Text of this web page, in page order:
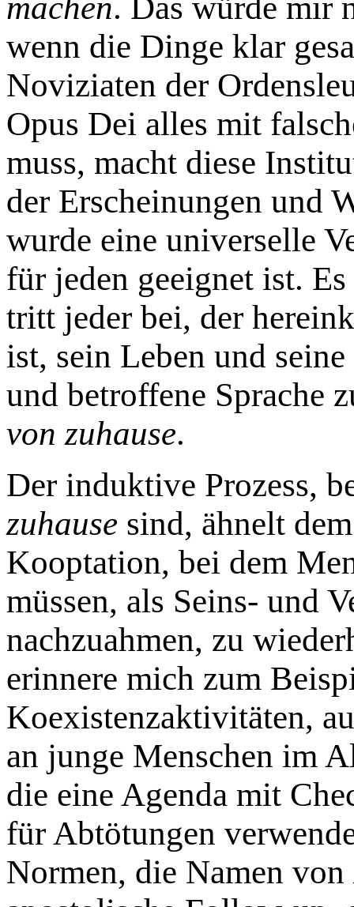
machen. Das würde mir
wenn die Dinge klar
Noviziaten der
Opus Dei alles mit
muss, macht diese
der Erscheinungen und
wurde eine universelle
für jeden geeignet ist.
tritt jeder bei, der
ist, sein Leben und
und betroffene Sprache
von zuhause.
Der induktive Prozess,
zuhause sind, ähnelt
Kooptation, bei dem
müssen, als Seins- und
nachzuahmen, zu
erinnere mich zum
Koexistenzaktivitäten,
an junge Menschen im
die eine Agenda mit
für Abtötungen
Normen, die Namen von